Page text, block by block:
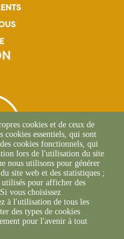
40 70
cookies et de ceux de
cookies essentiels, qui sont
cookies fonctionnels, qui
lors de l'utilisation du site
nous utilisons pour générer
site web et des statistiques ;
pour afficher des
vous choisissez
à l'utilisation de tous les
des types de cookies
pour l'avenir à tout